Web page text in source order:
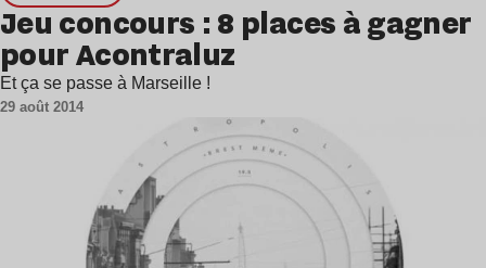
Jeu concours : 8 places à gagner
pour Acontraluz
Et ça se passe à Marseille !
29 août 2014